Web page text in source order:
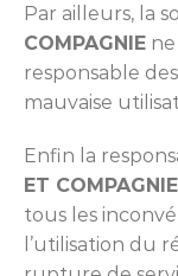
Par ailleurs, la
COMPAGNIE
responsable
mauvaise
Enfin la
ET COMPAGNIE
tous les
l’utilisation du